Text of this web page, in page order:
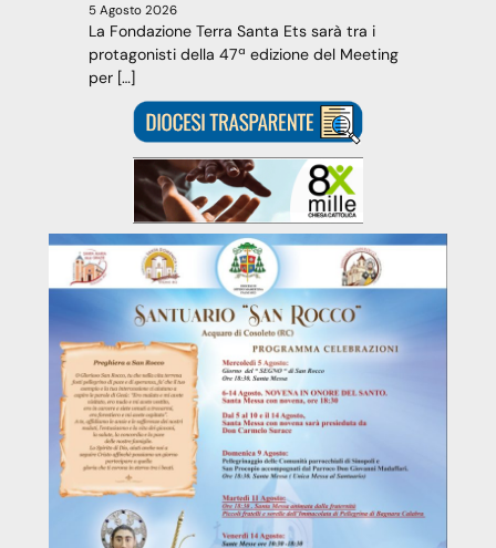
5 Agosto 2026
La Fondazione Terra Santa Ets sarà tra i
protagonisti della 47ª edizione del Meeting
per […]